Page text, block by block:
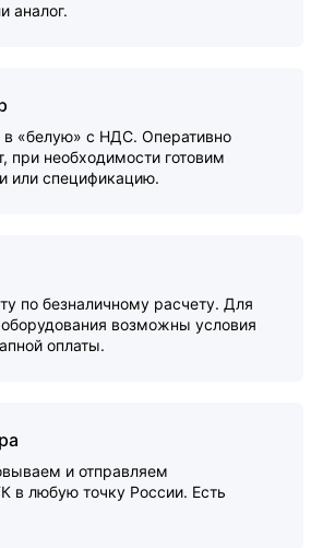
аналог.
в «белую» с НДС. Оперативно
при необходимости готовим
или спецификацию.
по безналичному расчету. Для
возможны условия
оплаты.
и отправляем
в любую точку России. Есть